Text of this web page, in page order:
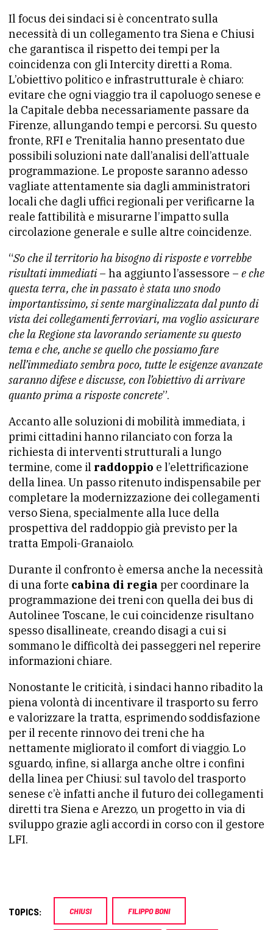
Il focus dei sindaci si è concentrato sulla
necessità di un collegamento tra Siena e Chiusi
che garantisca il rispetto dei tempi per la
coincidenza con gli Intercity diretti a Roma.
L’obiettivo politico e infrastrutturale è chiaro:
evitare che ogni viaggio tra il capoluogo senese e
la Capitale debba necessariamente passare da
Firenze, allungando tempi e percorsi. Su questo
fronte, RFI e Trenitalia hanno presentato due
possibili soluzioni nate dall’analisi dell’attuale
programmazione. Le proposte saranno adesso
vagliate attentamente sia dagli amministratori
locali che dagli uffici regionali per verificarne la
reale fattibilità e misurarne l’impatto sulla
circolazione generale e sulle altre coincidenze.
“So che il territorio ha bisogno di risposte e vorrebbe
risultati immediati– ha aggiunto l’assessore – e che
questa terra, che in passato è stata uno snodo
importantissimo, si sente marginalizzata dal punto di
vista dei collegamenti ferroviari, ma voglio assicurare
che la Regione sta lavorando seriamente su questo
tema e che, anche se quello che possiamo fare
nell’immediato sembra poco, tutte le esigenze avanzate
saranno difese e discusse, con l’obiettivo di arrivare
quanto prima a risposte concrete”.
Accanto alle soluzioni di mobilità immediata, i
primi cittadini hanno rilanciato con forza la
richiesta di interventi strutturali a lungo
termine, come il raddoppio e l’elettrificazione
della linea. Un passo ritenuto indispensabile per
completare la modernizzazione dei collegamenti
verso Siena, specialmente alla luce della
prospettiva del raddoppio già previsto per la
tratta Empoli-Granaiolo.
Durante il confronto è emersa anche la necessità
di una forte cabina di regia per coordinare la
programmazione dei treni con quella dei bus di
Autolinee Toscane, le cui coincidenze risultano
spesso disallineate, creando disagi a cui si
sommano le difficoltà dei passeggeri nel reperire
informazioni chiare.
Nonostante le criticità, i sindaci hanno ribadito la
piena volontà di incentivare il trasporto su ferro
e valorizzare la tratta, esprimendo soddisfazione
per il recente rinnovo dei treni che ha
nettamente migliorato il comfort di viaggio. Lo
sguardo, infine, si allarga anche oltre i confini
della linea per Chiusi: sul tavolo del trasporto
senese c’è infatti anche il futuro dei collegamenti
diretti tra Siena e Arezzo, un progetto in via di
sviluppo grazie agli accordi in corso con il gestore
LFI.
TOPICS: CHIUSI FILIPPO BONI